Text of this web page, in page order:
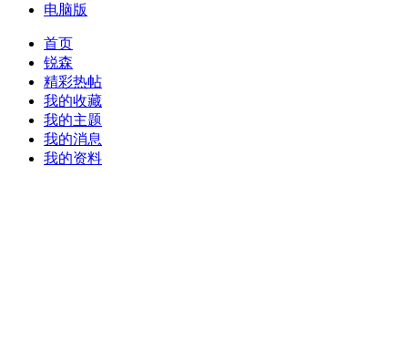
电脑版
首页
锐森
精彩热帖
我的收藏
我的主题
我的消息
我的资料